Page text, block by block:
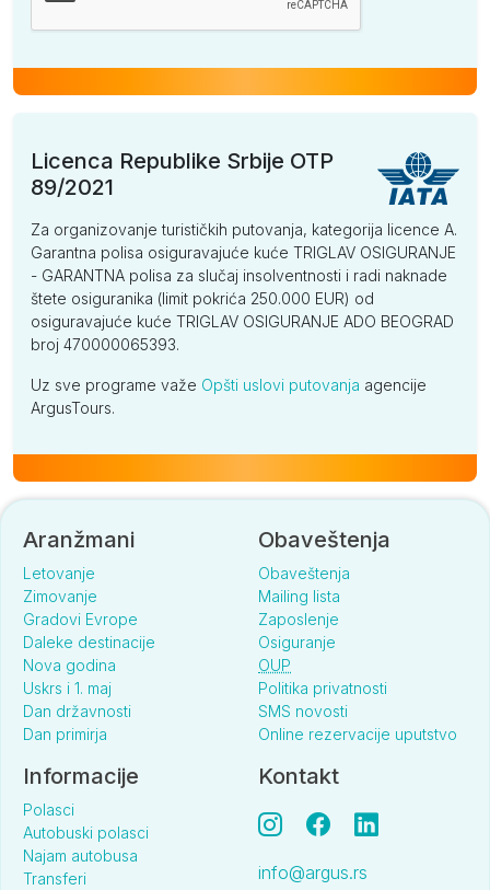
Licenca Republike Srbije OTP
89/2021
Za organizovanje turističkih putovanja, kategorija licence A.
Garantna polisa osiguravajuće kuće TRIGLAV OSIGURANJE
- GARANTNA polisa za slučaj insolventnosti i radi naknade
štete osiguranika (limit pokrića 250.000 EUR) od
osiguravajuće kuće TRIGLAV OSIGURANJE ADO BEOGRAD
broj 470000065393.
Uz sve programe važe Opšti uslovi putovanja agencije
ArgusTours.
Aranžmani
Letovanje
Zimovanje
Gradovi Evrope
Daleke destinacije
Nova godina
Uskrs i 1. maj
Dan državnosti
Dan primirja
Obaveštenja
Obaveštenja
Mailing lista
Zaposlenje
Osiguranje
OUP
Politika privatnosti
SMS novosti
Online rezervacije uputstvo
Informacije
Polasci
Autobuski polasci
Najam autobusa
Transferi
Kontakt
info@argus.rs